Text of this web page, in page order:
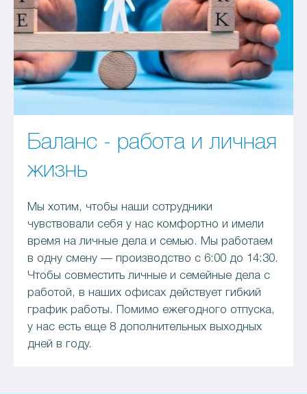
Баланс - работa и личнaя
жизнь
Мы хотим, чтобы наши сотрудники
чувствовали себя у нас комфортно и имели
время на личные дела и семью. Мы работаем
в одну смену — производство с 6:00 до 14:30.
Чтобы совместить личные и семейные дела с
работой, в наших офисах действует гибкий
график работы. Помимо ежегодного отпуска,
у нас есть еще 8 дополнительных выходных
дней в году.